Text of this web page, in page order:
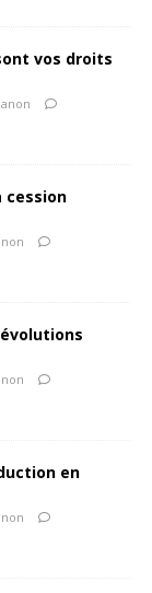
vos droits
cession
en